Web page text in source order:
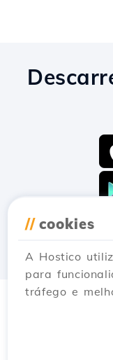
// cookies
A Hostico
para
tráfego e